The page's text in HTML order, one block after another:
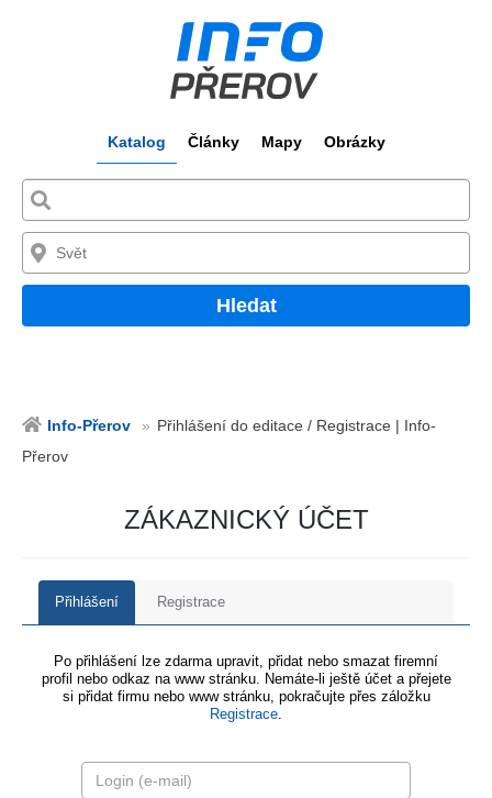
Katalog Články Mapy Obrázky
Hledat
Info-Přerov
Přihlášení do editace / Registrace | Info-
Přerov
ZÁKAZNICKÝ ÚČET
Přihlášení Registrace
Po přihlášení lze zdarma upravit, přidat nebo smazat firemní
profil nebo odkaz na www stránku. Nemáte-li ještě účet a přejete
si přidat firmu nebo www stránku, pokračujte přes záložku
Registrace.